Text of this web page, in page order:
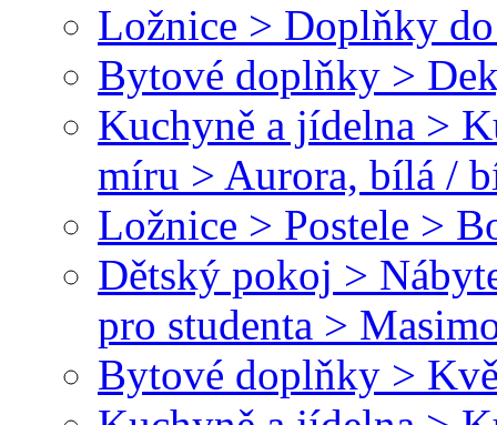
Ložnice > Doplňky
Bytové doplňky >
Kuchyně a jídelna >
míru > Aurora, bílá /
Ložnice > Postele >
Dětský pokoj >
pro studenta >
Bytové doplňky >